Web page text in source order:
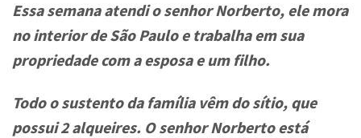
Essa semana atendi o senhor Norberto, ele mora
no interior de São Paulo e trabalha em sua
propriedade com a esposa e um filho.
Todo o sustento da família vêm do sítio, que
possui 2 alqueires. O senhor Norberto está